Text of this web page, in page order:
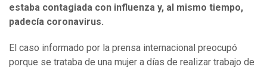
estaba contagiada con influenza y, al mismo tiempo,
padecía coronavirus.
El caso informado por la prensa internacional preocupó
porque se trataba de una mujer a días de realizar trabajo de